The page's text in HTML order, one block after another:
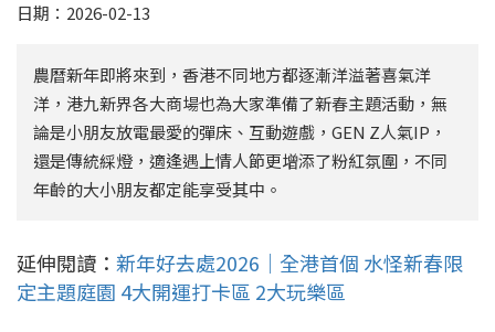
日期：2026-02-13
農曆新年即將來到，香港不同地方都逐漸洋溢著喜氣洋
洋，港九新界各大商場也為大家準備了新春主題活動，無
論是小朋友放電最愛的彈床、互動遊戲，GEN Z人氣IP，
還是傳統綵燈，適逢遇上情人節更增添了粉紅氛圍，不同
年齡的大小朋友都定能享受其中。
延伸閱讀： 新年好去處2026｜全港首個 水怪新春限
定主題庭園 4大開運打卡區 2大玩樂區